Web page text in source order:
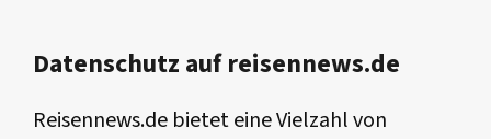
Datenschutz auf reisennews.de
Reisennews.de bietet eine Vielzahl von